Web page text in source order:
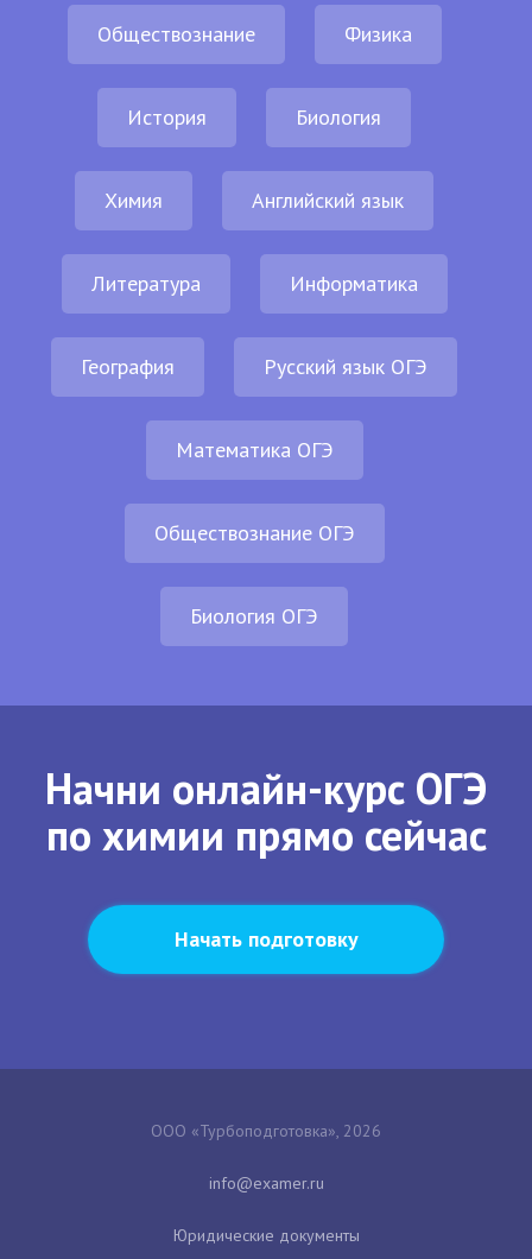
Обществознание Физика
История Биология
Химия Английский язык
Литература Информатика
География Русский язык ОГЭ
Математика ОГЭ
Обществознание ОГЭ
Биология ОГЭ
Начни онлайн-курс ОГЭ
по химии прямо сейчас
Начать подготовку
ООО «Турбоподготовка», 2026
Юридические документы